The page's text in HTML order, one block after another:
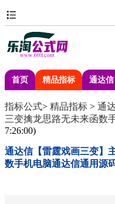
首页 精品指标 通达信
指标公式> 精品指标 > 通
三变擒龙思路无未来函数
7:26:00)
通达信【雷霆戏画三变】
数手机电脑通达信通用源